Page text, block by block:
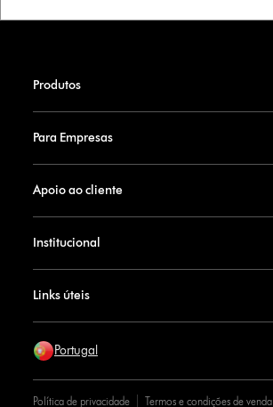
Produtos
Para Empresas
Apoio ao cliente
Institucional
Links úteis
Portugal
Política de privacidade Termos e condições de venda